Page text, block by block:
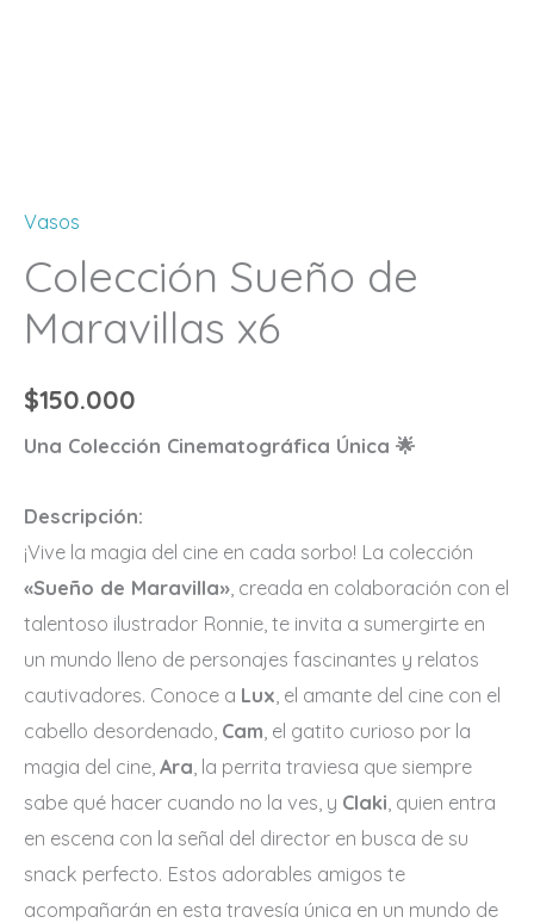
Vasos
Colección Sueño de
Maravillas x6
$150.000
Una Colección Cinematográfica Única 🌟
Descripción:
¡Vive la magia del cine en cada sorbo! La colección
«Sueño de Maravilla» , creada en colaboración con el
talentoso ilustrador Ronnie, te invita a sumergirte en
un mundo lleno de personajes fascinantes y relatos
cautivadores. Conoce a Lux , el amante del cine con el
cabello desordenado, Cam , el gatito curioso por la
magia del cine, Ara , la perrita traviesa que siempre
sabe qué hacer cuando no la ves, y Claki , quien entra
en escena con la señal del director en busca de su
snack perfecto. Estos adorables amigos te
acompañarán en esta travesía única en un mundo de